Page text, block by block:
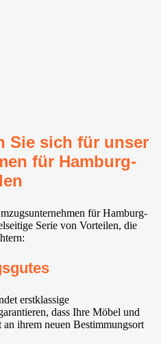
Sie sich für unser
für Hamburg-
für Hamburg-
Serie von Vorteilen, die
erstklassige
dass Ihre Möbel und
ihrem neuen Bestimmungsort